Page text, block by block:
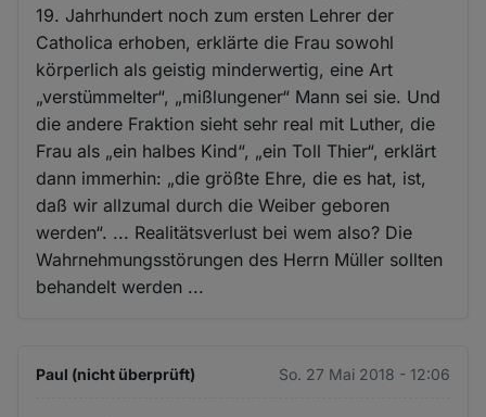
19. Jahrhundert noch zum ersten Lehrer der
Catholica erhoben, erklärte die Frau sowohl
körperlich als geistig minderwertig, eine Art
„verstümmelter“, „mißlungener“ Mann sei sie. Und
die andere Fraktion sieht sehr real mit Luther, die
Frau als „ein halbes Kind“, „ein Toll Thier“, erklärt
dann immerhin: „die größte Ehre, die es hat, ist,
daß wir allzumal durch die Weiber geboren
werden“. ... Realitätsverlust bei wem also? Die
Wahrnehmungsstörungen des Herrn Müller sollten
behandelt werden ...
Paul (nicht überprüft) So. 27 Mai 2018 - 12:06